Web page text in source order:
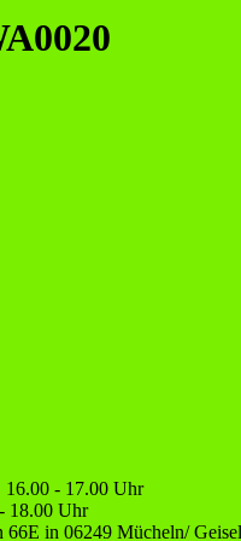
16.00 - 17.00 Uhr
18.00 Uhr
66E in 06249 Mücheln/